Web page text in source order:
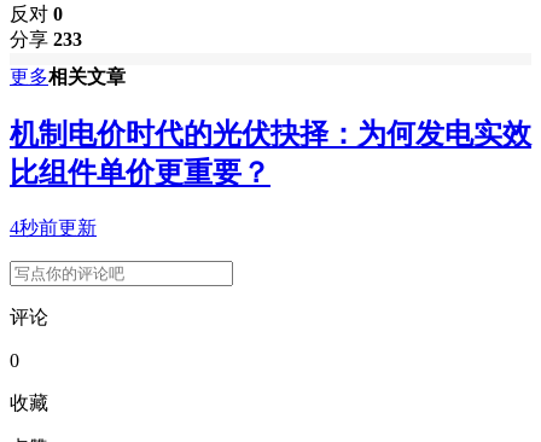
反对 0
分享 233
更多相关文章
机制电价时代的光伏抉择：为何发电实效
比组件单价更重要？
4秒前更新
评论
0
收藏